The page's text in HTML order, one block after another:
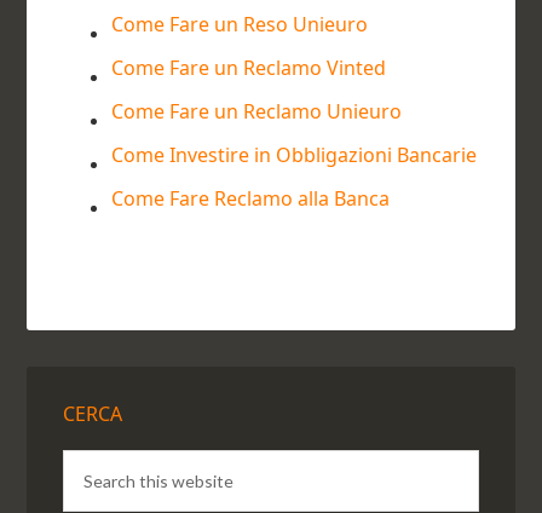
Come Fare un Reso Unieuro
Come Fare un Reclamo Vinted
Come Fare un Reclamo Unieuro
Come Investire in Obbligazioni Bancarie
Come Fare Reclamo alla Banca
CERCA